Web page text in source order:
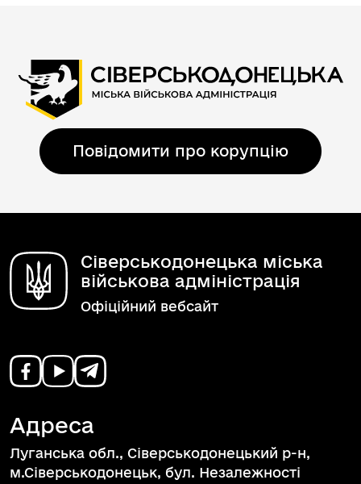
Повідомити про корупцію
Сіверськодонецька міська
військова адміністрація
Офіційний вебсайт
Адреса
Луганська обл., Сіверськодонецький р-н,
м.Сіверськодонецьк, бул. Незалежності